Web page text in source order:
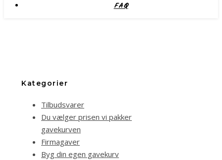
FAQ
Kategorier
Tilbudsvarer
Du vælger prisen vi pakker
gavekurven
Firmagaver
Byg din egen gavekurv